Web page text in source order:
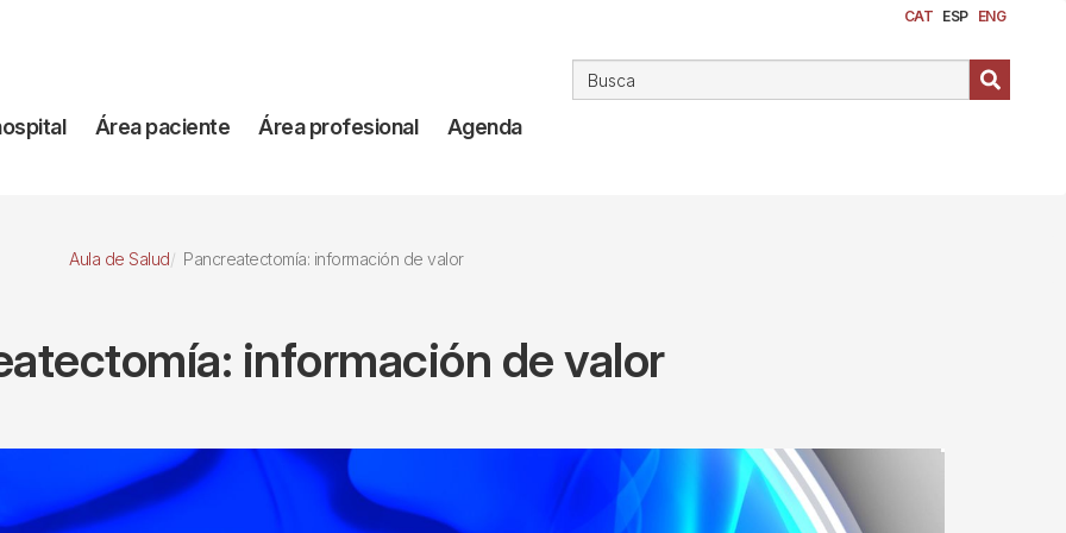
CAT ESP ENG
Área paciente Área profesional Agenda
Aula de Salud Pancreatectomía: información de valor
información de valor